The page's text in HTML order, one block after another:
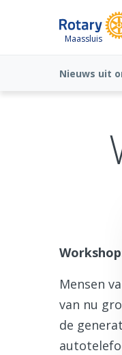
Maassluis
Nieuws uit
Mensen
van nu
de